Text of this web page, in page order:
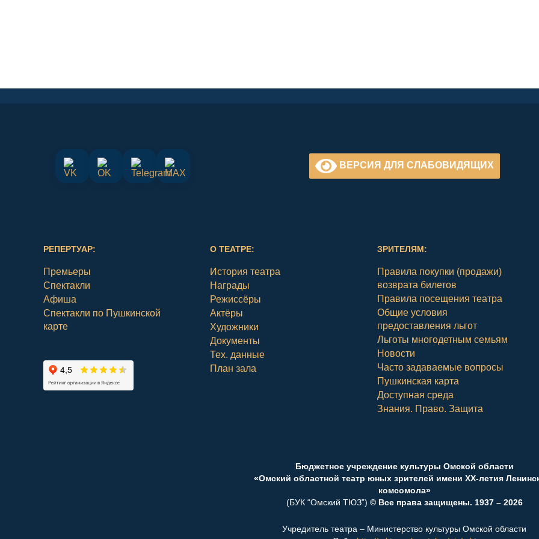
ВЕРСИЯ ДЛЯ СЛАБОВИДЯЩИХ
РЕПЕРТУАР:
Премьеры
Спектакли
Афиша
Спектакли по Пушкинской
карте
О ТЕАТРЕ:
История театра
Награды
Режиссёры
Актёры
Художники
Документы
Тех. данные
План зала
ЗРИТЕЛЯМ:
Правила покупки (продажи)
возврата билетов
Правила посещения театра
Общие условия
предоставления льгот
Льготы многодетным семьям
Новости
Часто задаваемые вопросы
Пушкинская карта
Доступная среда
Знания. Право. Защита
Бюджетное учреждение культуры Омской области
«Омский областной театр юных зрителей имени ХХ-летия
комсомола»
(БУК “Омский ТЮЗ”) © Все права защищены. 1937 – 2026
Учредитель театра – Министерство культуры Омской области